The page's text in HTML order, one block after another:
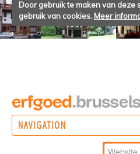
Door gebruik te maken van deze
gebruik van cookies. Meer
NAVIGATION
Zoek